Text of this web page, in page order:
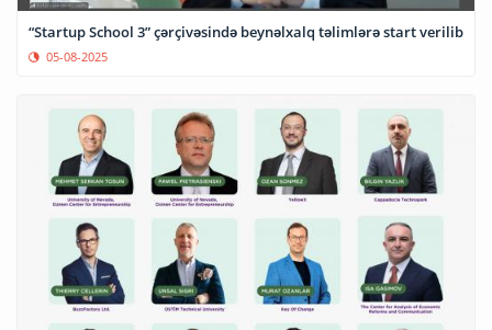
“Startup School 3” çərçivəsində beynəlxalq təlimlərə start verilib
05-08-2025